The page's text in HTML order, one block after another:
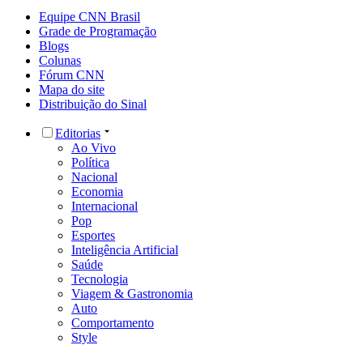
Equipe CNN Brasil
Grade de Programação
Blogs
Colunas
Fórum CNN
Mapa do site
Distribuição do Sinal
Editorias
Ao Vivo
Política
Nacional
Economia
Internacional
Pop
Esportes
Inteligência Artificial
Saúde
Tecnologia
Viagem & Gastronomia
Auto
Comportamento
Style